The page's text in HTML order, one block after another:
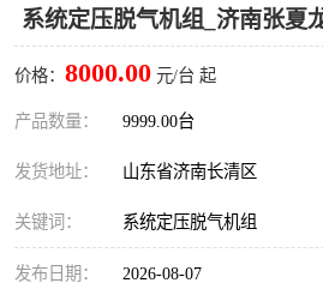
系统定压脱气机组_济南张夏
价格： 8000.00 元/台 起
产品数量： 9999.00台
发货地址： 山东省济南长清区
关键词： 系统定压脱气机组
发布日期： 2026-08-07